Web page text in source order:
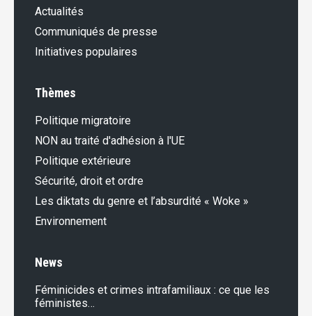
Actualités
Communiqués de presse
Initiatives populaires
Thèmes
Politique migratoire
NON au traité d'adhésion à l'UE
Politique extérieure
Sécurité, droit et ordre
Les diktats du genre et l’absurdité « Woke »
Environnement
News
Féminicides et crimes intrafamiliaux : ce que les
féministes…